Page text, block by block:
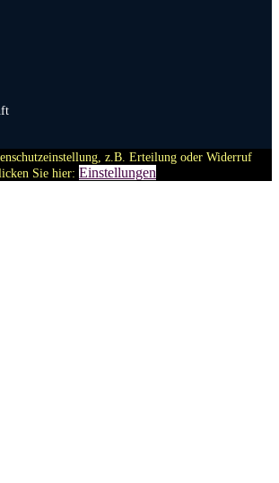
z.B. Erteilung oder Widerruf
Sie hier: Einstellungen